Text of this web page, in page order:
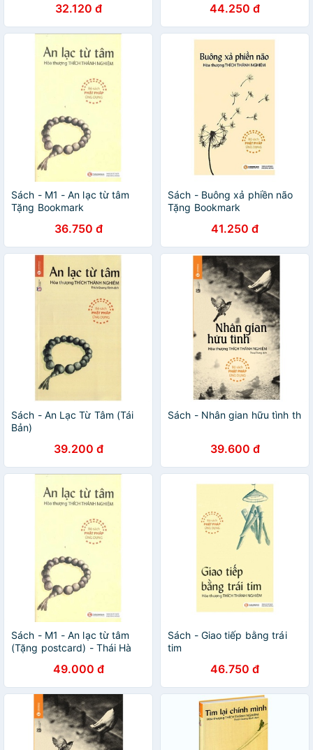
32.120 đ 44.250 đ
Sách - M1 - An lạc từ tâm
Tặng Bookmark
36.750 đ
Sách - Buông xả phiền não
Tặng Bookmark
41.250 đ
Sách - An Lạc Từ Tâm (Tái
Bản)
39.200 đ
Sách - Nhân gian hữu tình th
39.600 đ
Sách - M1 - An lạc từ tâm
(Tặng postcard) - Thái Hà
49.000 đ
Sách - Giao tiếp bằng trái
tim
46.750 đ